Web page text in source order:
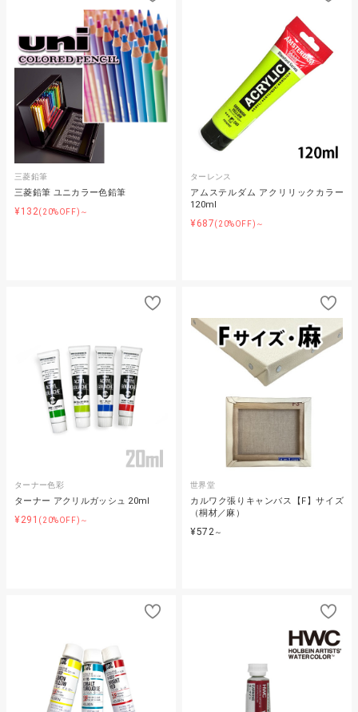
三菱鉛筆
三菱鉛筆 ユニカラー色鉛筆
¥132(20%OFF)～
ターレンス
アムステルダム アクリリックカラー
120ml
¥687(20%OFF)～
ターナー色彩
ターナー アクリルガッシュ 20ml
¥291 (20%OFF)～
世界堂
カルワク張りキャンバス【F】サイズ
（桐材／麻）
¥572～